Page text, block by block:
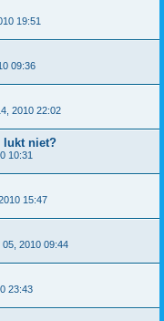
19:51
09:36
2010 22:02
lukt niet?
10:31
15:47
05, 2010 09:44
23:43